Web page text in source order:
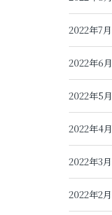
2022年7月
2022年6月
2022年5月
2022年4月
2022年3月
2022年2月